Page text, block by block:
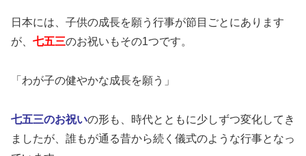
日本には、子供の成長を願う行事が節目ごとにあります
が、 七五三のお祝いもその1つです。
「わが子の健やかな成長を願う」
七五三のお祝いの形も、時代とともに少しずつ変化してき
ましたが、誰もが通る昔から続く儀式のような行事となっ